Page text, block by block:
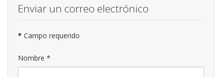
Enviar un correo electrónico
* Campo requerido
Nombre *